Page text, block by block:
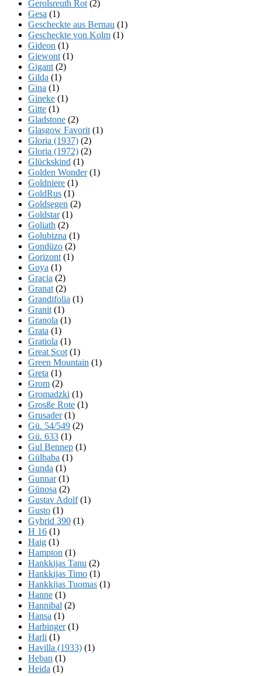
Gerolsreuth Rot (2)
Gesa (1)
Gescheckte aus Bernau (1)
Gescheckte von Kolm (1)
Gideon (1)
Giewont (1)
Gigant (2)
Gilda (1)
Gina (1)
Gineke (1)
Gitte (1)
Gladstone (2)
Glasgow Favorit (1)
Gloria (1937) (2)
Gloria (1972) (2)
Glückskind (1)
Golden Wonder(1)
Goldniere (1)
GoldRus (1)
Goldsegen (2)
Goldstar(1)
Goliath (2)
Golubizna (1)
Gondüzo (2)
Gorizont (1)
Goya (1)
Gracia (2)
Granat (2)
Grandifolia (1)
Granit (1)
Granola (1)
Grata (1)
Gratiola (1)
Great Scot (1)
Green Mountain (1)
Greta (1)
Grom (2)
Gromadzki (1)
Grosße Rote (1)
Grusader(1)
Gü. 54/549 (2)
Gü. 633 (1)
Gul Bennep (1)
Gülbaba (1)
Gunda (1)
Gunnar(1)
Günosa (2)
Gustav Adolf(1)
Gusto (1)
Gybrid 390 (1)
H 16 (1)
Haig (1)
Hampton (1)
Hankkijas Tanu (2)
Hankkijas Timo (1)
Hankkijas Tuomas (1)
Hanne (1)
Hannibal (2)
Hansa (1)
Harbinger(1)
Harli (1)
Havilla (1933) (1)
Heban (1)
Heida (1)